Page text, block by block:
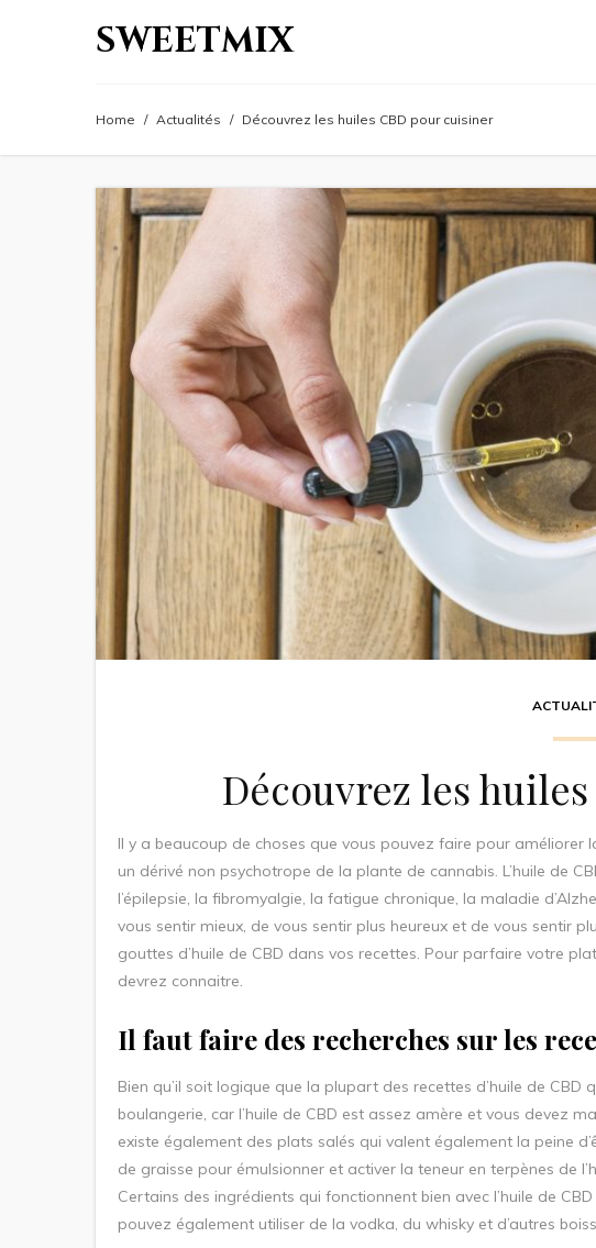
SWEETMIX
Home / Actualités / Découvrez les huiles CBD pour cuisiner
Découvrez les
Il y a beaucoup de choses que vous pouvez faire pour améliorer
un dérivé non psychotrope de la plante de cannabis. L’huile de
l’épilepsie, la fibromyalgie, la fatigue chronique, la maladie
vous sentir mieux, de vous sentir plus heureux et de vous sentir
gouttes d’huile de CBD dans vos recettes. Pour parfaire votre
devrez connaitre.
Il faut faire des recherches sur les
Bien qu’il soit logique que la plupart des recettes d’huile de
boulangerie, car l’huile de CBD est assez amère et vous devez
existe également des plats salés qui valent également la peine
de graisse pour émulsionner et activer la teneur en terpènes de
Certains des ingrédients qui fonctionnent bien avec l’huile de
pouvez également utiliser de la vodka, du whisky et d’autres